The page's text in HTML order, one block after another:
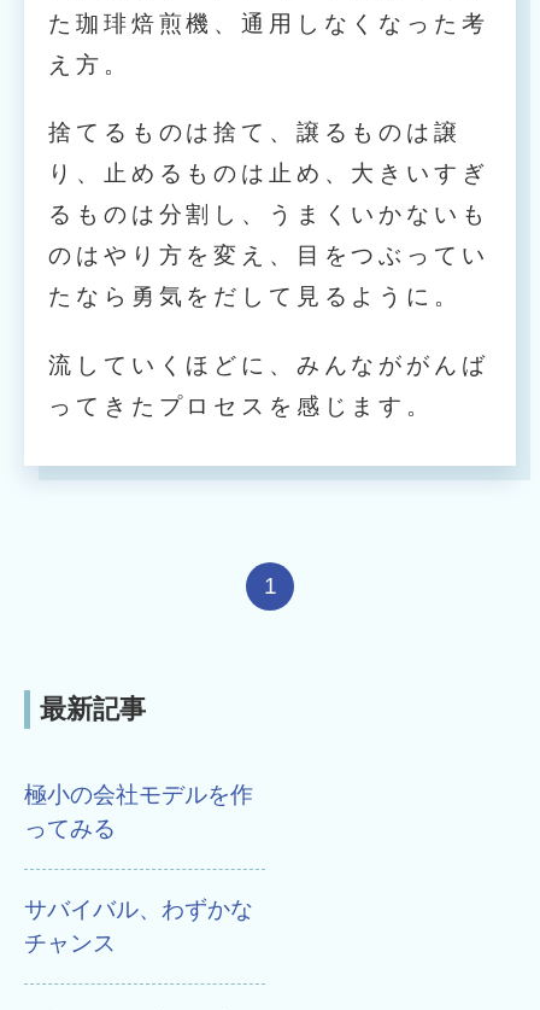
た珈琲焙煎機、通用しなくなった考
え方。
捨てるものは捨て、譲るものは譲
り、止めるものは止め、大きいすぎ
るものは分割し、うまくいかないも
のはやり方を変え、目をつぶってい
たなら勇気をだして見るように。
流していくほどに、みんなががんば
ってきたプロセスを感じます。
1
最新記事
極小の会社モデルを作
ってみる
サバイバル、わずかな
チャンス